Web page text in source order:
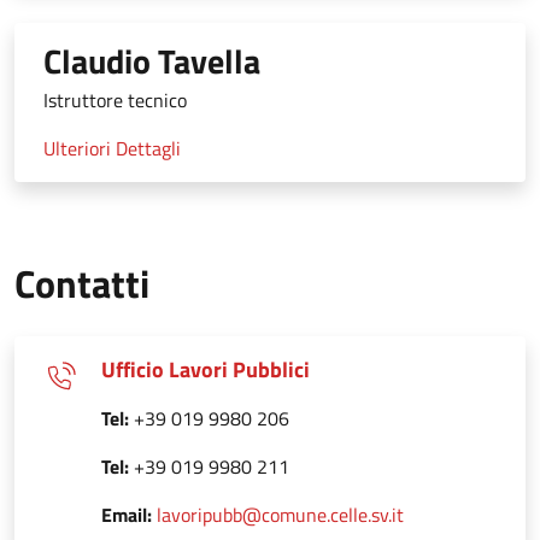
Claudio Tavella
Istruttore tecnico
Ulteriori Dettagli
Contatti
Ufficio Lavori Pubblici
Tel: +39 019 9980 206
Tel: +39 019 9980 211
Email: lavoripubb@comune.celle.sv.it